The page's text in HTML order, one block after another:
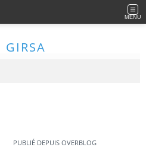
MENU
GIRSA
PUBLIÉ DEPUIS OVERBLOG